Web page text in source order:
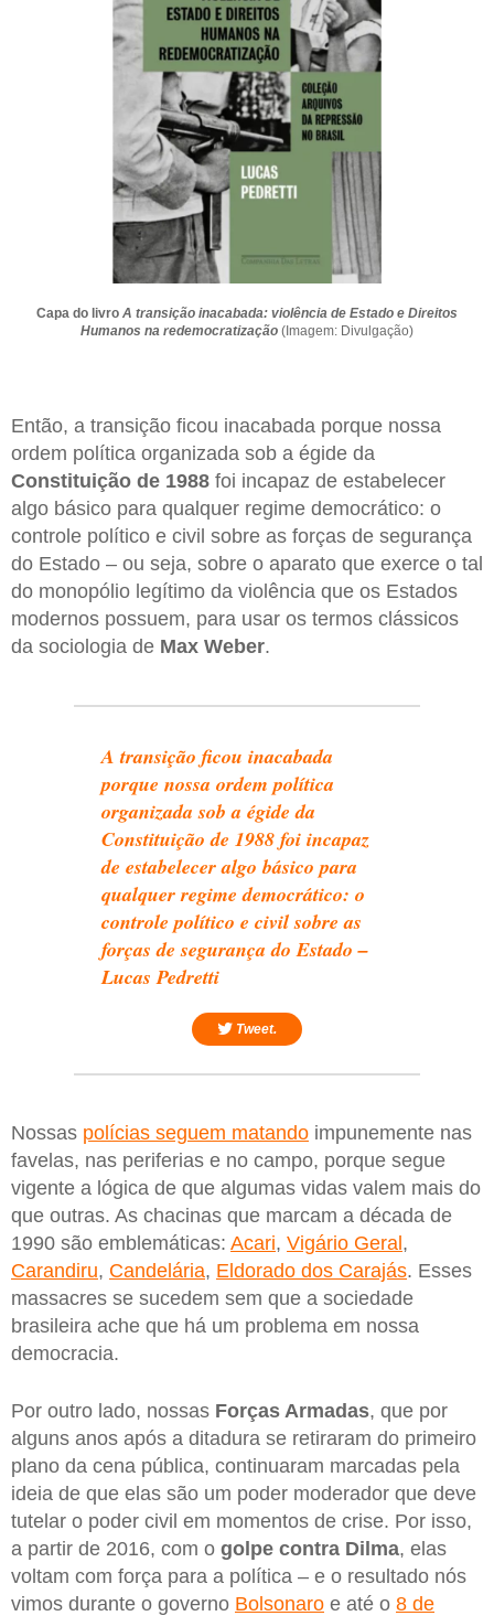
Capa do livro A transição inacabada: violência de Estado e Direitos
Humanos na redemocratização (Imagem: Divulgação)
Então, a transição ficou inacabada porque nossa
ordem política organizada sob a égide da
Constituição de 1988 foi incapaz de estabelecer
algo básico para qualquer regime democrático: o
controle político e civil sobre as forças de segurança
do Estado – ou seja, sobre o aparato que exerce o tal
do monopólio legítimo da violência que os Estados
modernos possuem, para usar os termos clássicos
da sociologia de Max Weber.
A transição ficou inacabada
porque nossa ordem política
organizada sob a égide da
Constituição de 1988 foi incapaz
de estabelecer algo básico para
qualquer regime democrático: o
controle político e civil sobre as
forças de segurança do Estado –
Lucas Pedretti
Tweet.
Nossas polícias seguem matando impunemente nas
favelas, nas periferias e no campo, porque segue
vigente a lógica de que algumas vidas valem mais do
que outras. As chacinas que marcam a década de
1990 são emblemáticas: Acari, Vigário Geral,
Carandiru, Candelária, Eldorado dos Carajás. Esses
massacres se sucedem sem que a sociedade
brasileira ache que há um problema em nossa
democracia.
Por outro lado, nossas Forças Armadas, que por
alguns anos após a ditadura se retiraram do primeiro
plano da cena pública, continuaram marcadas pela
ideia de que elas são um poder moderador que deve
tutelar o poder civil em momentos de crise. Por isso,
a partir de 2016, com o golpe contra Dilma, elas
voltam com força para a política – e o resultado nós
vimos durante o governo Bolsonaro e até o 8 de